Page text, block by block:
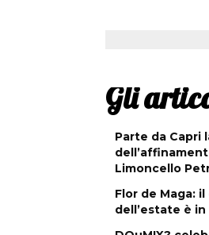
Gli
Parte da Capri
Limoncello
Flor de Maga:
dell’estate è